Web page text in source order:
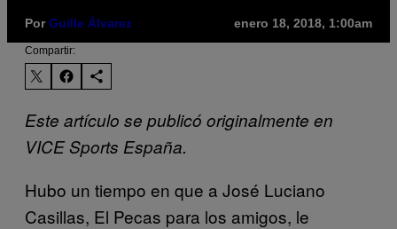
PorGuille Álvarez enero 18, 2018, 1:00am
Compartir:
Este artículo se publicó originalmente en
VICE Sports España.
Hubo un tiempo en que a José Luciano
Casillas, El Pecas para los amigos, le